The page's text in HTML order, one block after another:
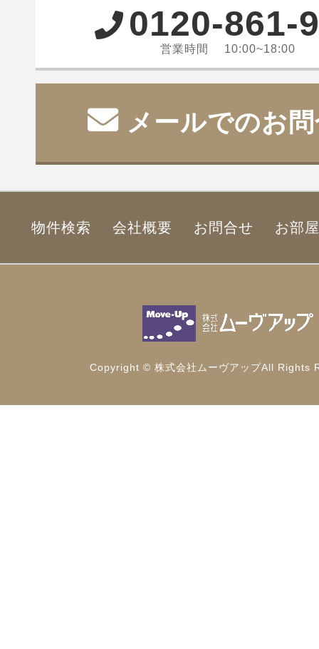
0120-861-
営業時間 10:00~18:00
メールでのお
物件検索 会社概要 お問合せ お部
Copyright © 株式会社ムーヴアップAll Rights